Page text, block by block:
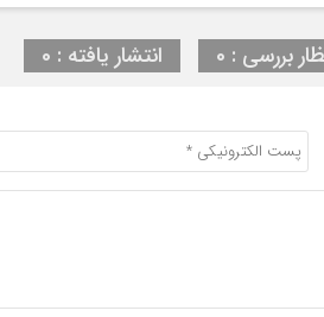
بررسی : 0 انتشار یافته : 0